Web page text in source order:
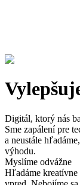
Digitál, ktorý nás
Sme zapálení pre
a neustále
výhodu.
Myslíme odvážne
Hľadáme kreatívne